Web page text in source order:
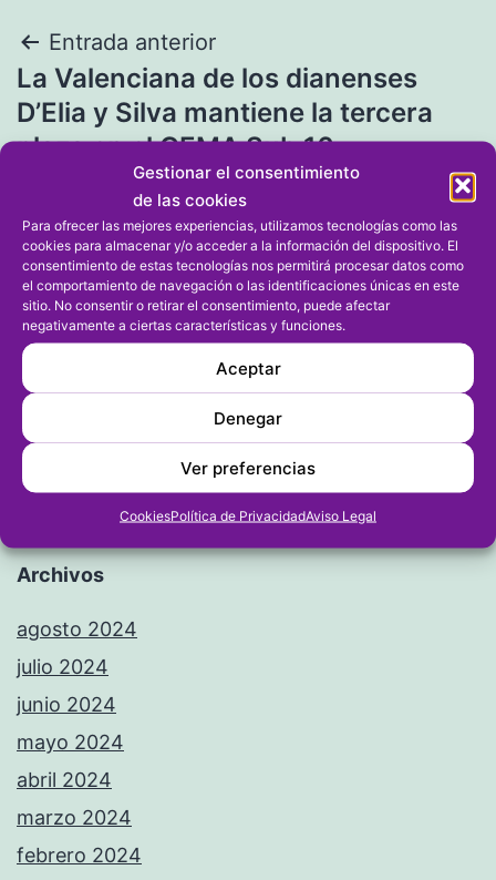
Gestionar el consentimiento
de las cookies
Para ofrecer las mejores experiencias, utilizamos tecnologías como las
cookies para almacenar y/o acceder a la información del dispositivo. El
consentimiento de estas tecnologías nos permitirá procesar datos como
el comportamiento de navegación o las identificaciones únicas en este
sitio. No consentir o retirar el consentimiento, puede afectar
negativamente a ciertas características y funciones.
Aceptar
Denegar
Ver preferencias
CookiesPolítica de PrivacidadAviso Legal
Navegación
de
entradas
Entrada anterior
La Valenciana de los dianenses
D’Elia y Silva mantiene la tercera
plaza en el CEMA Sub 16
Entrada siguiente
La lluvia obliga a aplazar la final de
dobles masculina y se jugará
mañana junto con las dos
individuales
Archivos
agosto 2024
julio 2024
junio 2024
mayo 2024
abril 2024
marzo 2024
febrero 2024